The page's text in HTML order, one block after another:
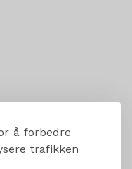
å forbedre
trafikken